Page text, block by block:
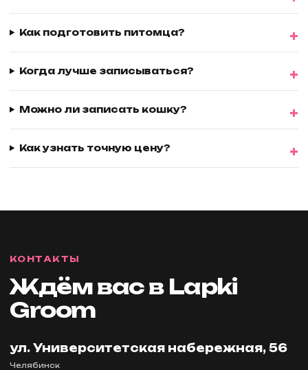
Как подготовить питомца?
Когда лучше записываться?
Можно ли записать кошку?
Как узнать точную цену?
КОНТАКТЫ
Ждём вас в Lapki
Groom
ул. Университетская набережная, 56
Челябинск